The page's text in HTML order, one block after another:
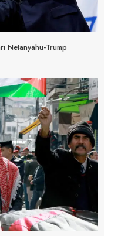
Netanyahu-Trump